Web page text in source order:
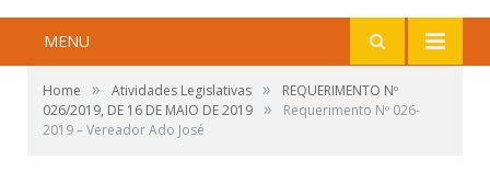
MENU
Home » Atividades Legislativas »
REQUERIMENTO Nº
026/2019, DE 16 DE MAIO DE 2019 »
Requerimento Nº 026-
2019 – Vereador Ado José